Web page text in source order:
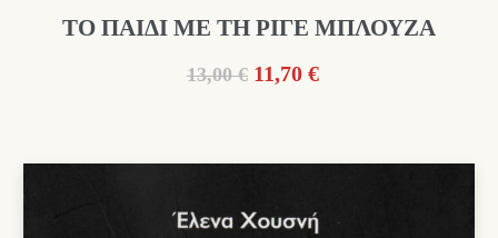
ΤΟ ΠΑΙΔΙ ΜΕ ΤΗ ΡΙΓΕ ΜΠΛΟΥΖΑ
13,00 € Original
13,00 €.
11,70 €Η
είναι: